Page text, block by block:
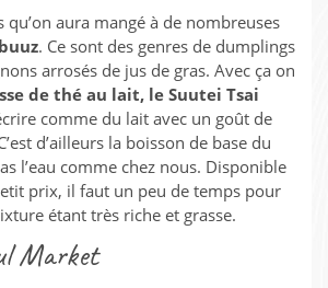
qu’on aura mangé à de nombreuses
buuz. Ce sont des genres de dumplings
arrosés de jus de gras. Avec ça on
de thé au lait, le Suutei Tsai
comme du lait avec un goût de
d’ailleurs la boisson de base du
l’eau comme chez nous. Disponible
prix, il faut un peu de temps pour
étant très riche et grasse.
Market